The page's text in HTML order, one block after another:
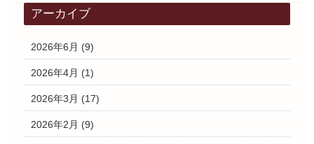
アーカイブ
2026年6月 (9)
2026年4月 (1)
2026年3月 (17)
2026年2月 (9)